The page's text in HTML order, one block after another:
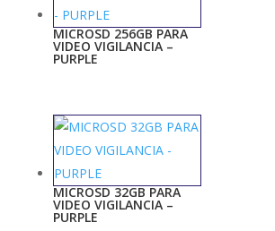
MICROSD 256GB PARA
VIDEO VIGILANCIA –
PURPLE
MICROSD 32GB PARA
VIDEO VIGILANCIA –
PURPLE